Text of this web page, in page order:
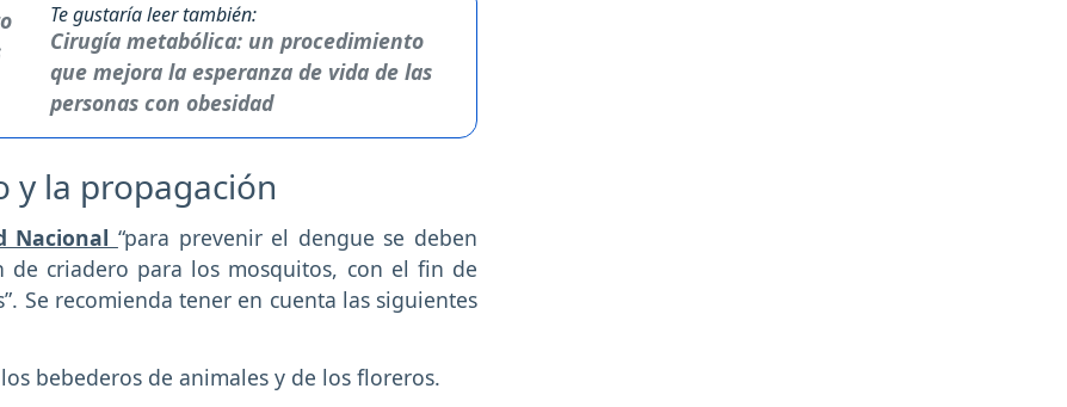
Te gustaría leer también:
Cirugía metabólica: un procedimiento
que mejora la esperanza de vida de las
personas con obesidad
y la propagación
Nacional “para prevenir el dengue se deben
criadero para los mosquitos, con el fin de
Se recomienda tener en cuenta las siguientes
bebederos de animales y de los floreros.